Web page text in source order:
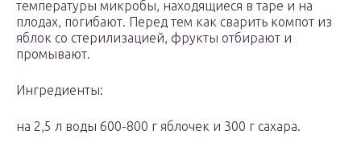
температуры микробы, находящиеся в таре и на
плодах, погибают. Перед тем как сварить компот из
яблок со стерилизацией, фрукты отбирают и
промывают.
Ингредиенты:
на 2,5 л воды 600-800 г яблочек и 300 г сахара.